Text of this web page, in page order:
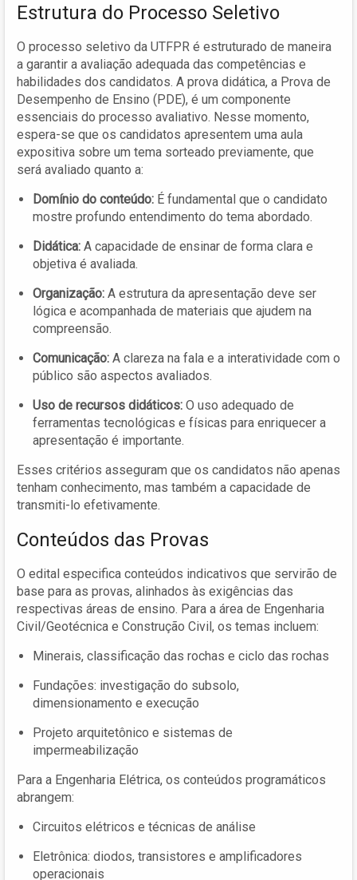
Estrutura do Processo Seletivo
O processo seletivo da UTFPR é estruturado de maneira
a garantir a avaliação adequada das competências e
habilidades dos candidatos. A prova didática, a Prova de
Desempenho de Ensino (PDE), é um componente
essenciais do processo avaliativo. Nesse momento,
espera-se que os candidatos apresentem uma aula
expositiva sobre um tema sorteado previamente, que
será avaliado quanto a:
Domínio do conteúdo: É fundamental que o candidato
mostre profundo entendimento do tema abordado.
Didática: A capacidade de ensinar de forma clara e
objetiva é avaliada.
Organização: A estrutura da apresentação deve ser
lógica e acompanhada de materiais que ajudem na
compreensão.
Comunicação: A clareza na fala e a interatividade com o
público são aspectos avaliados.
Uso de recursos didáticos: O uso adequado de
ferramentas tecnológicas e físicas para enriquecer a
apresentação é importante.
Esses critérios asseguram que os candidatos não apenas
tenham conhecimento, mas também a capacidade de
transmiti-lo efetivamente.
Conteúdos das Provas
O edital especifica conteúdos indicativos que servirão de
base para as provas, alinhados às exigências das
respectivas áreas de ensino. Para a área de Engenharia
Civil/Geotécnica e Construção Civil, os temas incluem:
Minerais, classificação das rochas e ciclo das rochas
Fundações: investigação do subsolo,
dimensionamento e execução
Projeto arquitetônico e sistemas de
impermeabilização
Para a Engenharia Elétrica, os conteúdos programáticos
abrangem:
Circuitos elétricos e técnicas de análise
Eletrônica: diodos, transistores e amplificadores
operacionais